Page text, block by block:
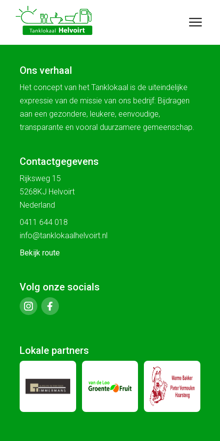
Ons verhaal
Het concept van het Tanklokaal is de uiteindelijke
expressie van de missie van ons bedrijf: Bijdragen
aan een gezondere, leukere, eenvoudige,
transparante en vooral duurzamere gemeenschap.
Contactgegevens
Rijksweg 15
5268KJ Helvoirt
Nederland
0411 644 018
info@tanklokaalhelvoirt.nl
Bekijk route
Volg onze socials
Lokale partners